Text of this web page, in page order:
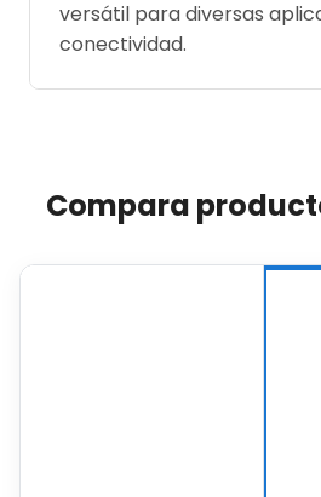
versátil para diversas
conectividad.
Compara